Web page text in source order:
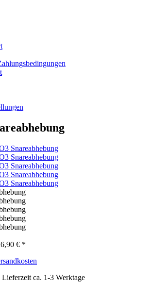
€ *
ca. 1-3 Werktage